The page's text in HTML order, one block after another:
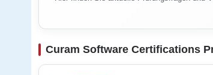
Curam Software Certifications